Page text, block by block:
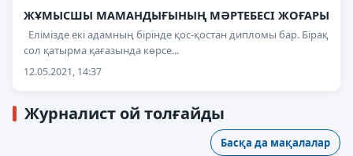
ЖҰМЫСШЫ МАМАНДЫҒЫНЫҢ МӘРТЕБЕСІ ЖОҒАРЫ
Елімізде екі адамның бірінде қос-қостан дипломы бар. Бірақ
сол қатырма қағазында көрсе...
12.05.2021, 14:37
Журналист ой толғайды
Басқа да мақалалар